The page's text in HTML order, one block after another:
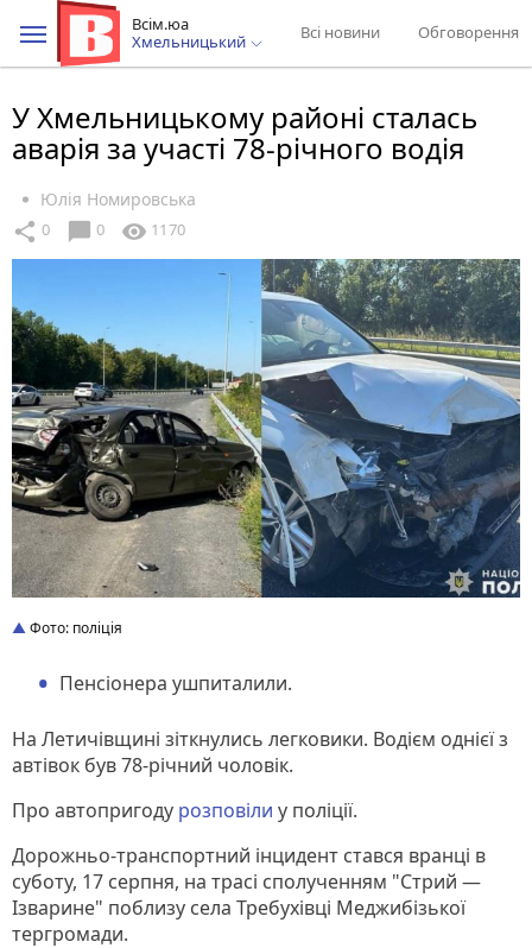
Всім.юа
Хмельницький
Всі новини Обговорення
У Хмельницькому районі сталась
аварія за участі 78-річного водія
Юлія Номировська
share 0 chat_bubble 0 visibility 1170
Фото: поліція
Пенсіонера ушпиталили.
На Летичівщині зіткнулись легковики. Водієм однієї з
автівок був 78-річний чоловік.
Про автопригоду розповіли у поліції.
Дорожньо-транспортний інцидент стався вранці в
суботу, 17 серпня, на трасі сполученням "Стрий —
Ізварине" поблизу села Требухівці Меджибізької
тергромади.